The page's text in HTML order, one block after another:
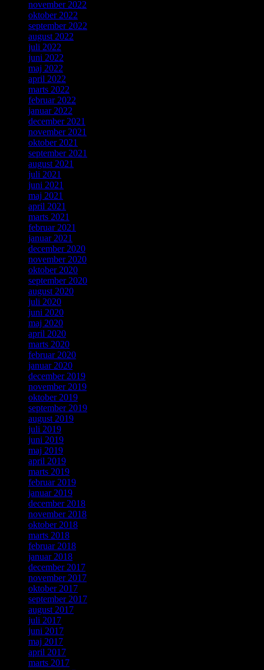
november 2022
oktober 2022
september 2022
august 2022
juli 2022
juni 2022
maj 2022
april 2022
marts 2022
februar 2022
januar 2022
december 2021
november 2021
oktober 2021
september 2021
august 2021
juli 2021
juni 2021
maj 2021
april 2021
marts 2021
februar 2021
januar 2021
december 2020
november 2020
oktober 2020
september 2020
august 2020
juli 2020
juni 2020
maj 2020
april 2020
marts 2020
februar 2020
januar 2020
december 2019
november 2019
oktober 2019
september 2019
august 2019
juli 2019
juni 2019
maj 2019
april 2019
marts 2019
februar 2019
januar 2019
december 2018
november 2018
oktober 2018
marts 2018
februar 2018
januar 2018
december 2017
november 2017
oktober 2017
september 2017
august 2017
juli 2017
juni 2017
maj 2017
april 2017
marts 2017